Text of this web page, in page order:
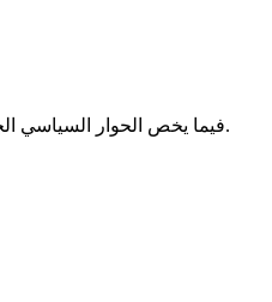
فيما يخص الحوار السياسي الجاري التحضير له، فإنني مقتنع بأن شخصية السيد موسى فال – بما يتمتع به من حكمة ولباقة ودبلوماسية وقدرة على الإصغاء – تمثل قيمة مضافة حقيقية.